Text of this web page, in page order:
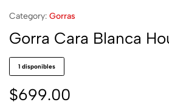
Category: Gorras
Gorra Cara Blanca
1 disponibles
$699.00